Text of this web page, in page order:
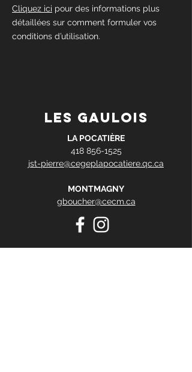
Cliquez ici pour des informations plus
détaillées sur comment formuler vos
conditions d’utilisation.
les gaulois
LA POCATIÈRE
418 856-1525
jst-pierre@cegeplapocatiere.qc.ca
MONTMAGNY
gboucher@cecm.ca